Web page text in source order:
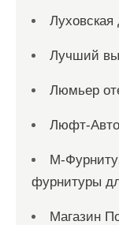
Луховская
Лучший
Люмьер
Люфт-Авто
М-
фурнитуры
Магазин